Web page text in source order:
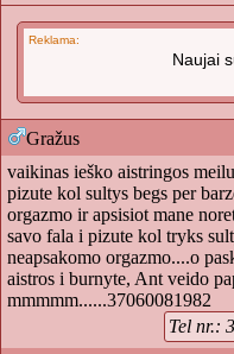
Reklama:
Naujai
Gražus
vaikinas ieško aistringos
pizute kol sultys begs per
orgazmo ir apsisiot mane
savo fala i pizute kol tryks
neapsakomo orgazmo....o
aistros i burnyte, Ant veido
mmmmm......37060081982
Tel nr.: